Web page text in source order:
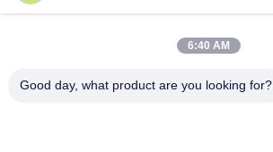
6:40 AM
Good day, what product are you looking for?